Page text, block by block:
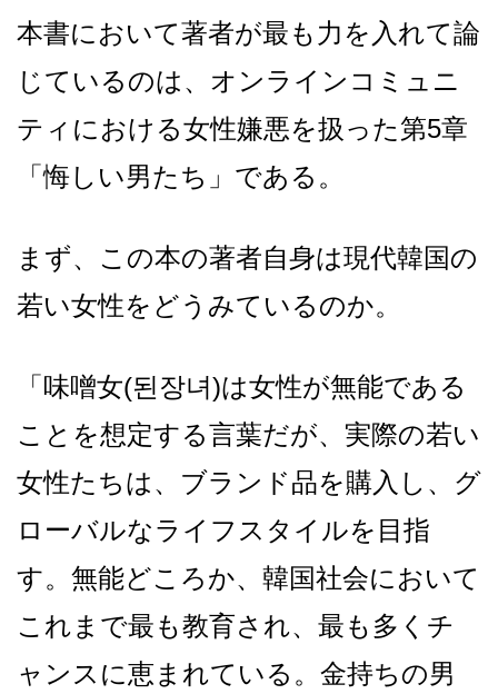
本書において著者が最も力を入れて論
じているのは、オンラインコミュニ
ティにおける女性嫌悪を扱った第5章
「悔しい男たち」である。
まず、この本の著者自身は現代韓国の
若い女性をどうみているのか。
「味噌女(된장녀)は女性が無能である
ことを想定する言葉だが、実際の若い
女性たちは、ブランド品を購入し、グ
ローバルなライフスタイルを目指
す。無能どころか、韓国社会において
これまで最も教育され、最も多くチ
ャンスに恵まれている。金持ちの男